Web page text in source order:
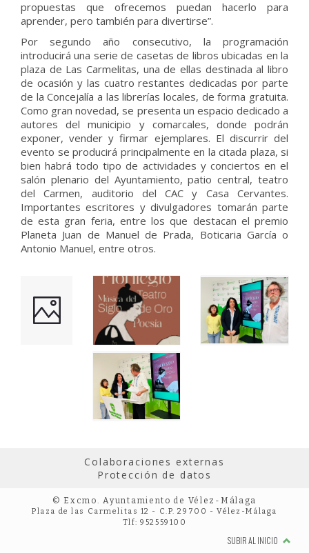
propuestas que ofrecemos puedan hacerlo para
aprender, pero también para divertirse”.
Por segundo año consecutivo, la programación
introducirá una serie de casetas de libros ubicadas en la
plaza de Las Carmelitas, una de ellas destinada al libro
de ocasión y las cuatro restantes dedicadas por parte
de la Concejalía a las librerías locales, de forma gratuita.
Como gran novedad, se presenta un espacio dedicado a
autores del municipio y comarcales, donde podrán
exponer, vender y firmar ejemplares. El discurrir del
evento se producirá principalmente en la citada plaza, si
bien habrá todo tipo de actividades y conciertos en el
salón plenario del Ayuntamiento, patio central, teatro
del Carmen, auditorio del CAC y Casa Cervantes.
Importantes escritores y divulgadores tomarán parte
de esta gran feria, entre los que destacan el premio
Planeta Juan de Manuel de Prada, Boticaria García o
Antonio Manuel, entre otros.
Colaboraciones externas
Protección de datos
© Excmo. Ayuntamiento de Vélez-Málaga
Plaza de las Carmelitas 12 - C.P. 29700 - Vélez-Málaga
Tlf: 952559100
SUBIR AL INICIO